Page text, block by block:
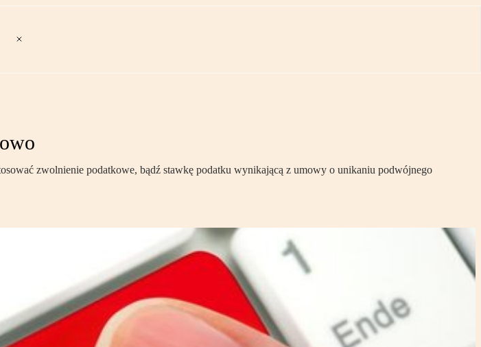
zwolnienie podatkowe, bądź stawkę podatku wynikającą z umowy o unikaniu podwójnego